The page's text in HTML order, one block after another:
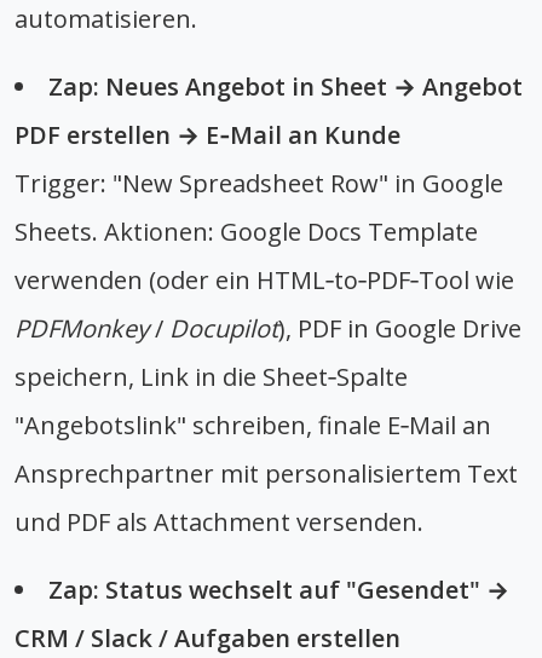
automatisieren.
Zap: Neues Angebot in Sheet → Angebot
PDF erstellen → E‑Mail an Kunde
Trigger: "New Spreadsheet Row" in Google
Sheets. Aktionen: Google Docs Template
verwenden (oder ein HTML‑to‑PDF‑Tool wie
PDFMonkey/ Docupilot), PDF in Google Drive
speichern, Link in die Sheet‑Spalte
"Angebotslink" schreiben, finale E‑Mail an
Ansprechpartner mit personalisiertem Text
und PDF als Attachment versenden.
Zap: Status wechselt auf "Gesendet" →
CRM / Slack / Aufgaben erstellen